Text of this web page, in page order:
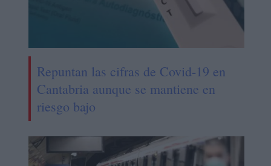
Repuntan las cifras de Covid-19 en
Cantabria aunque se mantiene en
riesgo bajo